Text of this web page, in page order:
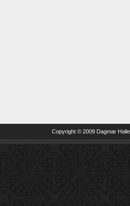
Copyright © 2009 Dagmar